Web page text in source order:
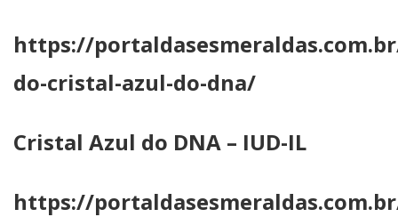
https://
do-cristal-azul-do-dna/
Cristal Azul do DNA – IUD-IL
https://